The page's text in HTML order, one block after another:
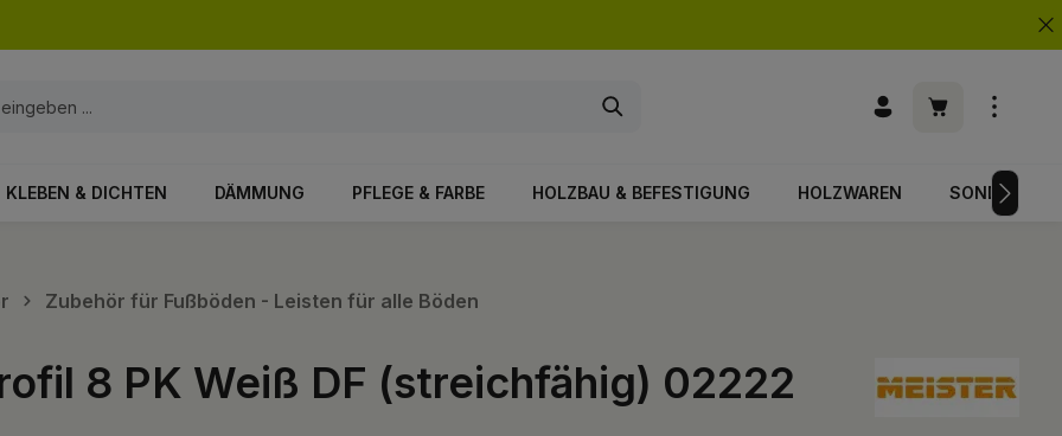
Warenkorb
KLEBEN & DICHTEN DÄMMUNG PFLEGE & FARBE HOLZBAU & BEFESTIGUNG HOLZWAREN
Zubehör für Fußböden - Leisten für alle Böden
8 PK Weiß DF (streichfähig) 02222